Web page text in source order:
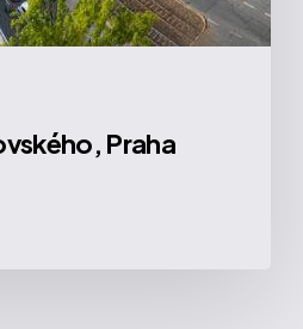
Praha